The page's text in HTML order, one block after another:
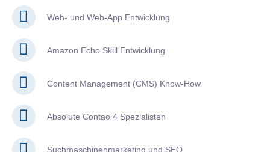
Web- und Web-App Entwicklung
Amazon Echo Skill Entwicklung
Content Management (CMS) Know-How
Absolute Contao 4 Spezialisten
Suchmaschinenmarketing und SEO